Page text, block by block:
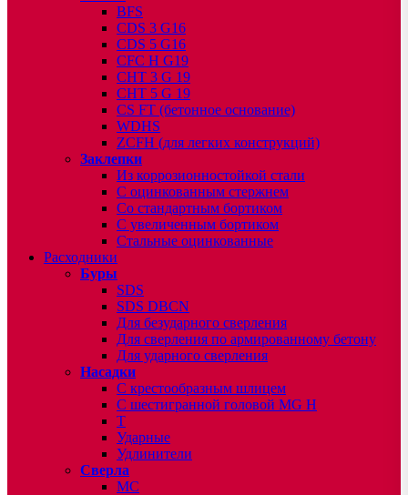
BFS
CDS 3 G16
CDS 5 G16
CFC H G19
CHT 3 G 19
CHT 5 G 19
CS FT (бетонное основание)
WDHS
ZCFH (для легких конструкций)
Заклепки
Из коррозионностойкой стали
С оцинкованным стержнем
Со стандартным бортиком
С увеличенным бортиком
Стальные оцинкованные
Расходники
Буры
SDS
SDS DBCN
Для безударного сверления
Для сверления по армированному бетону
Для ударного сверления
Насадки
С крестообразным шлицем
С шестигранной головой MG H
T
Ударные
Удлинители
Сверла
МС